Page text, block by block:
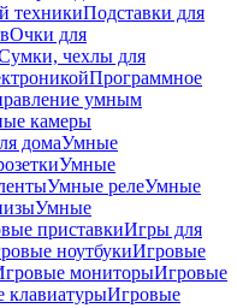
техникиПодставки для
Очки для
чехлы для
Программное
умным
камеры
домаУмные
Умные
Умные релеУмные
Умные
приставкиИгры для
ноутбукиИгровые
мониторыИгровые
клавиатурыИгровые